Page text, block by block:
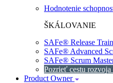
Hodnotenie
ŠKÁLOVANIE
SAFe® Release
SAFe® Advanced
SAFe® Scrum
Pozrieť cestu rozvoja
Product Owner